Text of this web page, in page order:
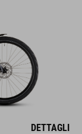
DETTAGLI